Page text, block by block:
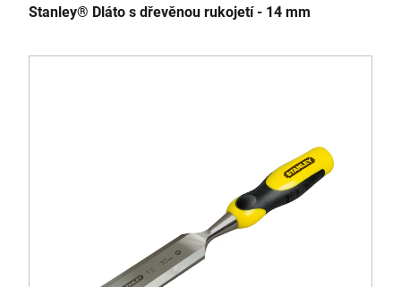
Stanley® Dláto s dřevěnou rukojetí - 14 mm